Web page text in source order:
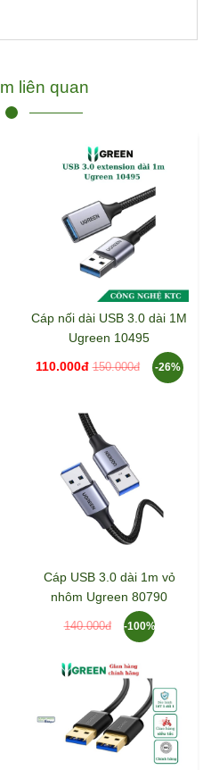
liên quan
Cáp nối dài USB 3.0 dài 1M
Ugreen 10495
110.000đ 150.000đ -26%
Cáp USB 3.0 dài 1m vỏ
nhôm Ugreen 80790
140.000đ -100%